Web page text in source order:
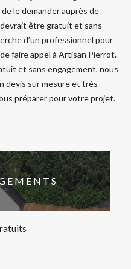
le demander auprès de
être gratuit et sans
d’un professionnel pour
faire appel à Artisan Pierrot.
et sans engagement, nous
devis sur mesure et très
préparer pour votre projet.